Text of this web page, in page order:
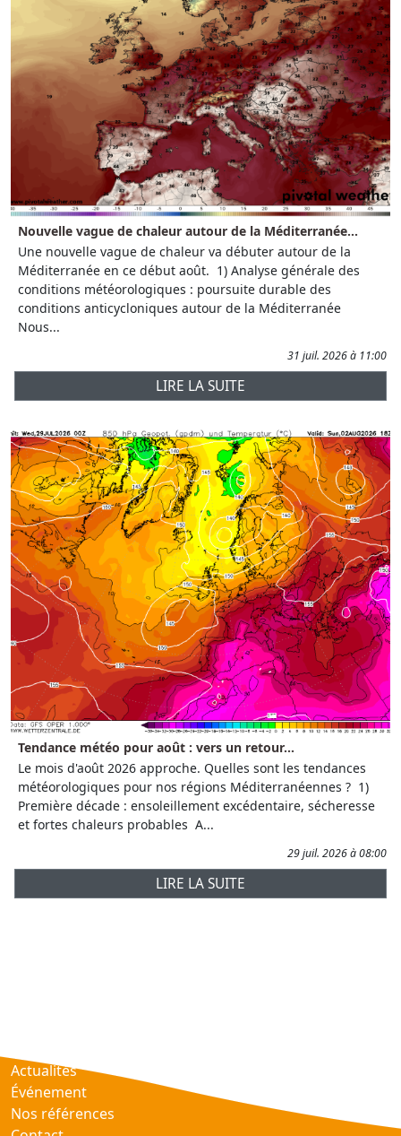
Nouvelle vague de chaleur autour de la Méditerranée...
Une nouvelle vague de chaleur va débuter autour de la
Méditerranée en ce début août. 1) Analyse générale des
conditions météorologiques : poursuite durable des
conditions anticycloniques autour de la Méditerranée
Nous...
31 juil. 2026 à 11:00
LIRE LA SUITE
Tendance météo pour août : vers un retour...
Le mois d'août 2026 approche. Quelles sont les tendances
météorologiques pour nos régions Méditerranéennes ? 1)
Première décade : ensoleillement excédentaire, sécheresse
et fortes chaleurs probables A...
29 juil. 2026 à 08:00
LIRE LA SUITE
Actualités
Événement
Nos références